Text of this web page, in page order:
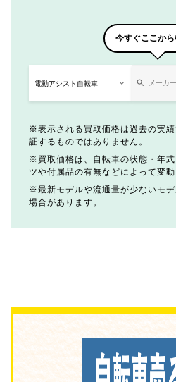
今すぐここから
表示される買取価格は過去の実
証するものではありません。
買取価格は、自転車の状態・年
ツや付属品の有無などによって変動
最新モデルや流通量が少ないモ
場合があります。